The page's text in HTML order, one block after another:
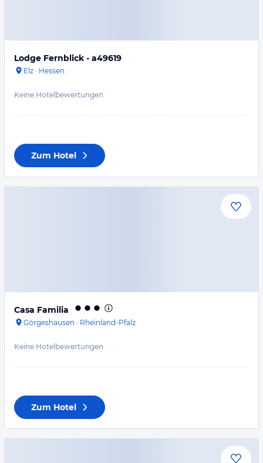
Lodge Fernblick - a49619
Elz · Hessen
Keine Hotelbewertungen
Zum Hotel
Casa Familia
Görgeshausen · Rheinland-Pfalz
Keine Hotelbewertungen
Zum Hotel